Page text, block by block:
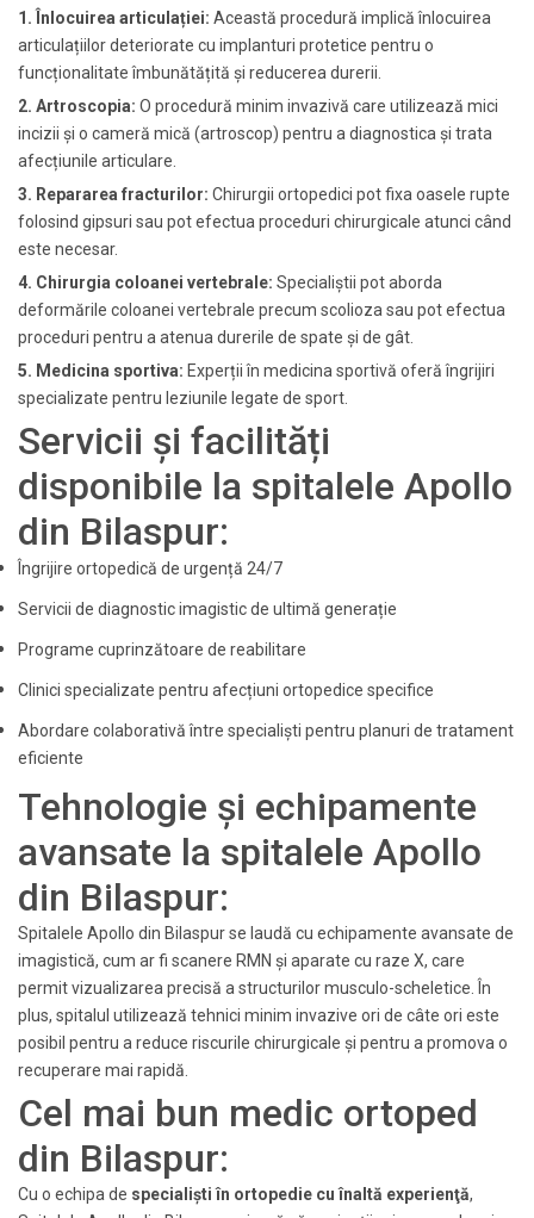
1. Înlocuirea articulației: Această procedură implică înlocuirea
articulațiilor deteriorate cu implanturi protetice pentru o
funcționalitate îmbunătățită și reducerea durerii.
2. Artroscopia: O procedură minim invazivă care utilizează mici
incizii și o cameră mică (artroscop) pentru a diagnostica și trata
afecțiunile articulare.
3. Repararea fracturilor: Chirurgii ortopedici pot fixa oasele rupte
folosind gipsuri sau pot efectua proceduri chirurgicale atunci când
este necesar.
4. Chirurgia coloanei vertebrale: Specialiștii pot aborda
deformările coloanei vertebrale precum scolioza sau pot efectua
proceduri pentru a atenua durerile de spate și de gât.
5. Medicina sportiva: Experții în medicina sportivă oferă îngrijiri
specializate pentru leziunile legate de sport.
Servicii și facilități
disponibile la spitalele Apollo
din Bilaspur:
Îngrijire ortopedică de urgență 24/7
Servicii de diagnostic imagistic de ultimă generație
Programe cuprinzătoare de reabilitare
Clinici specializate pentru afecțiuni ortopedice specifice
Abordare colaborativă între specialiști pentru planuri de tratament
eficiente
Tehnologie și echipamente
avansate la spitalele Apollo
din Bilaspur:
Spitalele Apollo din Bilaspur se laudă cu echipamente avansate de
imagistică, cum ar fi scanere RMN și aparate cu raze X, care
permit vizualizarea precisă a structurilor musculo-scheletice. În
plus, spitalul utilizează tehnici minim invazive ori de câte ori este
posibil pentru a reduce riscurile chirurgicale și pentru a promova o
recuperare mai rapidă.
Cel mai bun medic ortoped
din Bilaspur:
Cu o echipa de specialişti în ortopedie cu înaltă experienţă,